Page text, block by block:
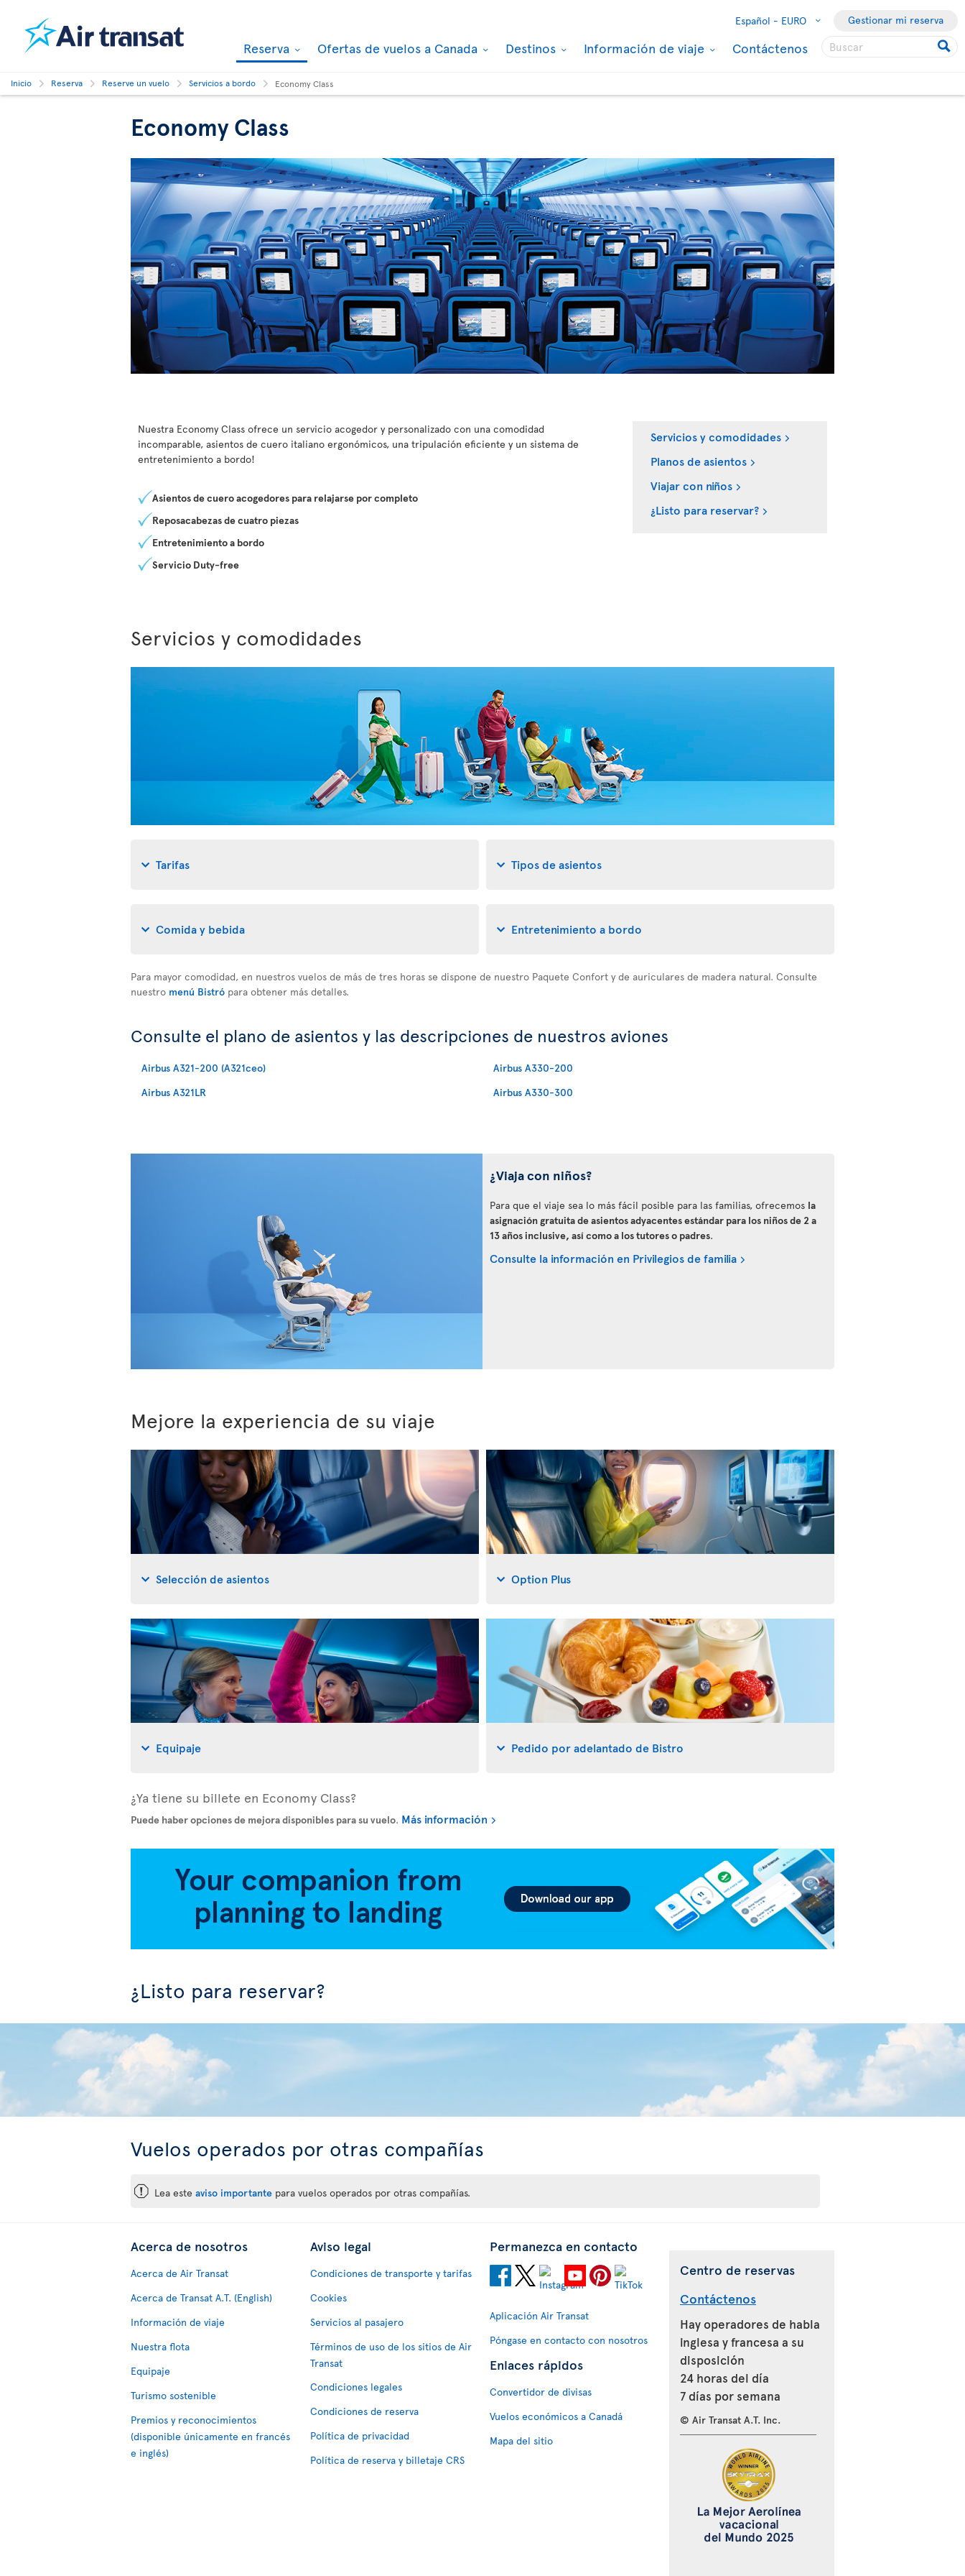
Español - EURO Gestionar mi reserva
Reserva Ofertas de vuelos a Canada Destinos Información de viaje Contáctenos
Inicio Reserva Reserve un vuelo Servicios a bordo Economy Class
Economy Class
Nuestra Economy Class ofrece un servicio acogedor y personalizado con una comodidad
incomparable, asientos de cuero italiano ergonómicos, una tripulación eficiente y un sistema de
entretenimiento a bordo!
Asientos de cuero acogedores para relajarse por completo
Reposacabezas de cuatro piezas
Entretenimiento a bordo
Servicio Duty-free
Servicios y comodidades
Planos de asientos
Viajar con niños
¿Listo para reservar?
Servicios y comodidades
Tarifas Tipos de asientos
Comida y bebida Entretenimiento a bordo
Para mayor comodidad, en nuestros vuelos de más de tres horas se dispone de nuestro Paquete Confort y de auriculares de madera natural. Consulte
nuestro menú Bistró para obtener más detalles.
Consulte el plano de asientos y las descripciones de nuestros aviones
Airbus A321-200 (A321ceo)
Airbus A321LR
Airbus A330-200
Airbus A330-300
¿Viaja con niños?
Para que el viaje sea lo más fácil posible para las familias, ofrecemos la
asignación gratuita de asientos adyacentes estándar para los niños de 2 a
13 años inclusive, así como a los tutores o padres.
Consulte la información en Privilegios de familia
Mejore la experiencia de su viaje
Selección de asientos Option Plus
Equipaje Pedido por adelantado de Bistro
¿Ya tiene su billete en Economy Class?
Puede haber opciones de mejora disponibles para su vuelo. Más información
¿Listo para reservar?
Vuelos operados por otras compañías
ü Lea este aviso importante para vuelos operados por otras compañías.
Acerca de nosotros
Acerca de Air Transat
Acerca de Transat A.T. (English)
Información de viaje
Nuestra flota
Equipaje
Turismo sostenible
Premios y reconocimientos
(disponible únicamente en francés
e inglés)
Aviso legal
Condiciones de transporte y tarifas
Cookies
Servicios al pasajero
Términos de uso de los sitios de Air
Transat
Condiciones legales
Condiciones de reserva
Política de privacidad
Política de reserva y billetaje CRS
Permanezca en contacto
Aplicación Air Transat
Póngase en contacto con nosotros
Enlaces rápidos
Convertidor de divisas
Vuelos económicos a Canadá
Mapa del sitio
Centro de reservas
Contáctenos
Hay operadores de habla
inglesa y francesa a su
disposición
24 horas del día
7 días por semana
© Air Transat A.T. Inc.